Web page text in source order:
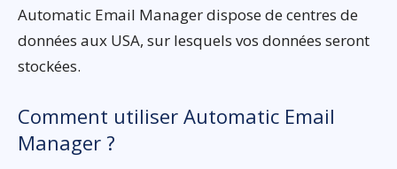
Automatic Email Manager dispose de centres de
données aux USA, sur lesquels vos données seront
stockées.
Comment utiliser Automatic Email
Manager ?